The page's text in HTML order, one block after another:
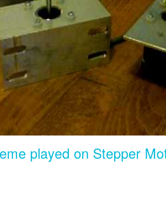
played on Stepper